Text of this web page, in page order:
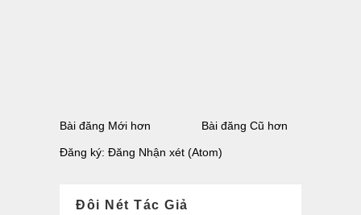
Bài đăng Mới hơn Bài đăng Cũ hơn
Đăng ký: Đăng Nhận xét (Atom)
Đôi Nét Tác Giả